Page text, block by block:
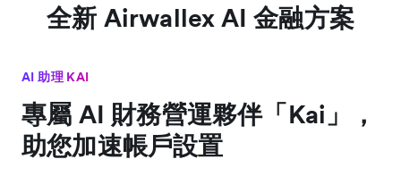
全新 Airwallex AI 金融方案
AI 助理 KAI
專屬 AI 財務營運夥伴「Kai」，
助您加速帳戶設置